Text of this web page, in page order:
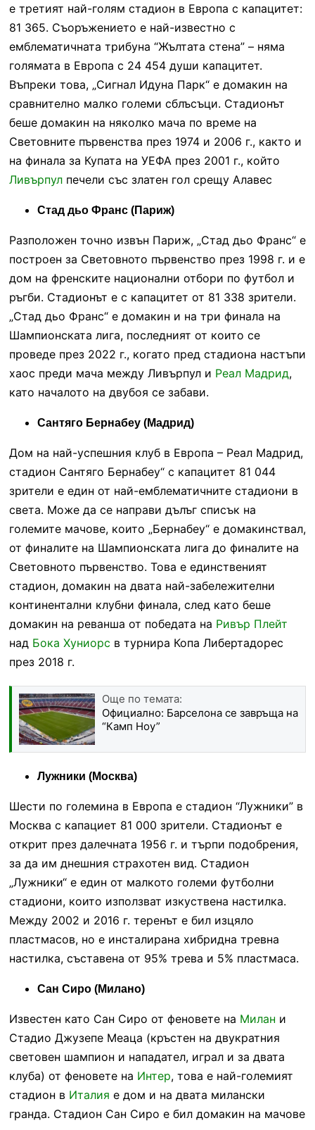
е третият най-голям стадион в Европа с капацитет:
81 365. Съоръжението е най-известно с
емблематичната трибуна “Жълтата стена” – няма
голямата в Европа с 24 454 души капацитет.
Въпреки това, „Сигнал Идуна Парк“ е домакин на
сравнително малко големи сблъсъци. Стадионът
беше домакин на няколко мача по време на
Световните първенства през 1974 и 2006 г., както и
на финала за Купата на УЕФА през 2001 г., който
Ливърпулпечели със златен гол срещу Алавес
Стад дьо Франс (Париж)
Разположен точно извън Париж, „Стад дьо Франс“ е
построен за Световното първенство през 1998 г. и е
дом на френските национални отбори по футбол и
ръгби. Стадионът е с капацитет от 81 338 зрители.
„Стад дьо Франс“ е домакин и на три финала на
Шампионската лига, последният от които се
проведе през 2022 г., когато пред стадиона настъпи
хаос преди мача между Ливърпул и Реал Мадрид,
като началото на двубоя се забави.
Сантяго Бернабеу (Мадрид)
Дом на най-успешния клуб в Европа – Реал Мадрид,
стадион Сантяго Бернабеу“ с капацитет 81 044
зрители е един от най-емблематичните стадиони в
света. Може да се направи дълъг списък на
големите мачове, които „Бернабеу“ е домакинствал,
от финалите на Шампионската лига до финалите на
Световното първенство. Това е единственият
стадион, домакин на двата най-забележителни
континентални клубни финала, след като беше
домакин на реванша от победата на Ривър Плейт
над Бока Хуниорс в турнира Копа Либертадорес
през 2018 г.
Още по темата:
Официално: Барселона се завръща на
“Камп Ноу”
Лужники (Москва)
Шести по големина в Европа е стадион “Лужники” в
Москва с капациет 81 000 зрители. Стадионът е
открит през далечната 1956 г. и търпи подобрения,
за да им днешния страхотен вид. Стадион
„Лужники“ е един от малкото големи футболни
стадиони, които използват изкуствена настилка.
Между 2002 и 2016 г. теренът е бил изцяло
пластмасов, но е инсталирана хибридна тревна
настилка, съставена от 95% трева и 5% пластмаса.
Сан Сиро (Милано)
Известен като Сан Сиро от феновете на Милан и
Стадио Джузепе Меаца (кръстен на двукратния
световен шампион и нападател, играл и за двата
клуба) от феновете на Интер, това е най-големият
стадион в Италия е дом и на двата милански
гранда. Стадион Сан Сиро е бил домакин на мачове